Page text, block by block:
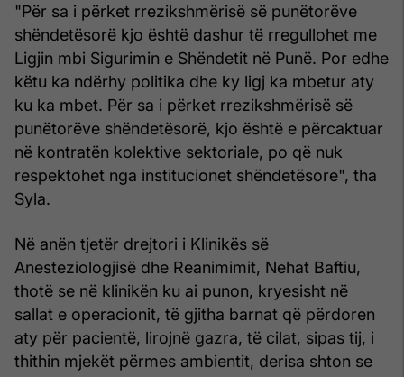
"Për sa i përket rrezikshmërisë së punëtorëve
shëndetësorë kjo është dashur të rregullohet me
Ligjin mbi Sigurimin e Shëndetit në Punë. Por edhe
këtu ka ndërhy politika dhe ky ligj ka mbetur aty
ku ka mbet. Për sa i përket rrezikshmërisë së
punëtorëve shëndetësorë, kjo është e përcaktuar
në kontratën kolektive sektoriale, po që nuk
respektohet nga institucionet shëndetësore", tha
Syla.
Në anën tjetër drejtori i Klinikës së
Anesteziologjisë dhe Reanimimit, Nehat Baftiu,
thotë se në klinikën ku ai punon, kryesisht në
sallat e operacionit, të gjitha barnat që përdoren
aty për pacientë, lirojnë gazra, të cilat, sipas tij, i
thithin mjekët përmes ambientit, derisa shton se